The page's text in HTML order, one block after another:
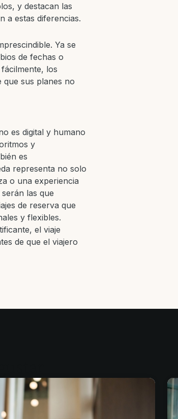
y destacan las
a estas diferencias.
Ya se
de fechas o
los
que sus planes no
es digital y humano
y
es
representa no solo
o una experiencia
las que
de reserva que
y flexibles.
el viaje
de que el viajero